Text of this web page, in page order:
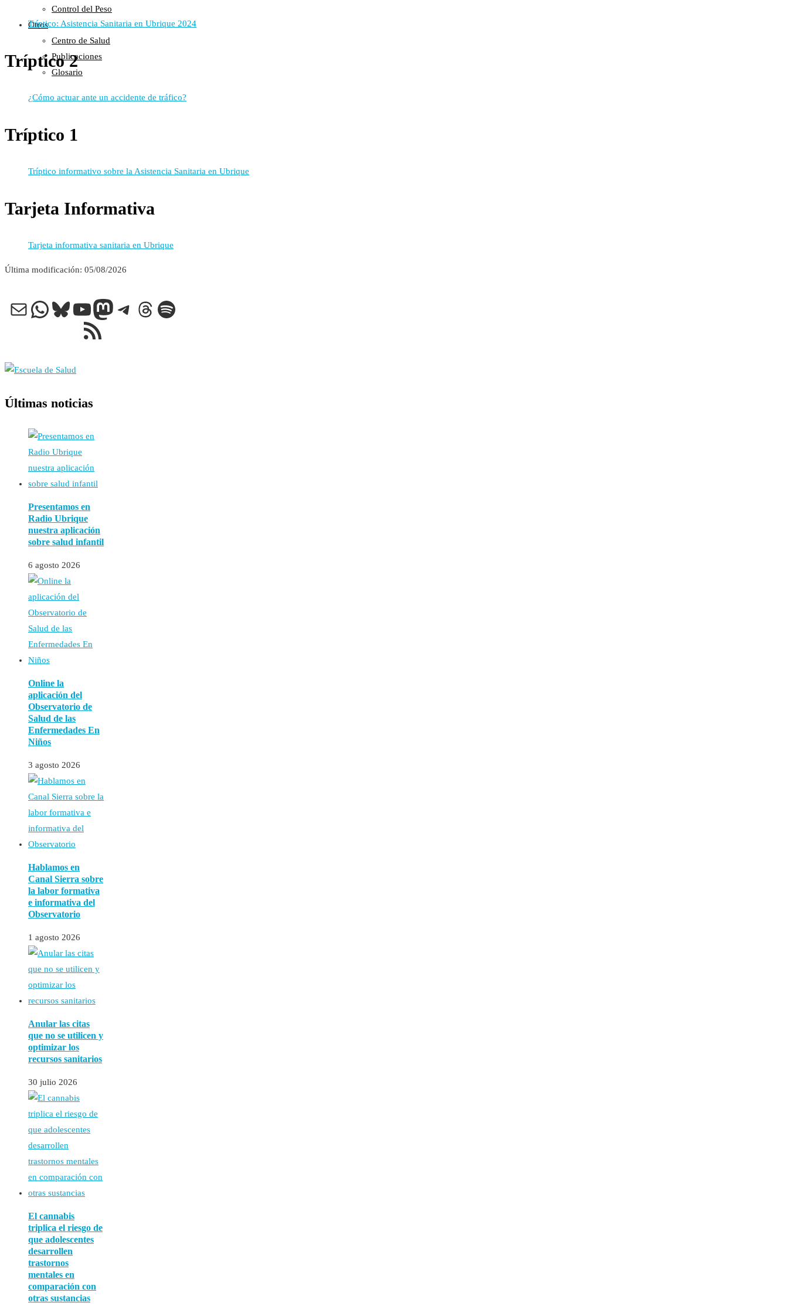
Control del Peso
Otros
Centro de Salud
Publicaciones
Glosario
Tríptico: Asistencia Sanitaria en Ubrique 2024
Tríptico 2
¿Cómo actuar ante un accidente de tráfico?
Tríptico 1
Tríptico informativo sobre la Asistencia Sanitaria en Ubrique
Tarjeta Informativa
Tarjeta informativa sanitaria en Ubrique
Última modificación: 05/08/2026
Correo electrónico
WhatsApp
Bluesky
YouTube
Mastodon
Telegram
Threads
Spotify
Feed RSS
Últimas noticias
Presentamos en
Radio Ubrique
nuestra aplicación
sobre salud infantil
6 agosto 2026
Online la
aplicación del
Observatorio de
Salud de las
Enfermedades En
Niños
3 agosto 2026
Hablamos en
Canal Sierra sobre
la labor formativa
e informativa del
Observatorio
1 agosto 2026
Anular las citas
que no se utilicen y
optimizar los
recursos sanitarios
30 julio 2026
El cannabis
triplica el riesgo de
que adolescentes
desarrollen
trastornos
mentales en
comparación con
otras sustancias